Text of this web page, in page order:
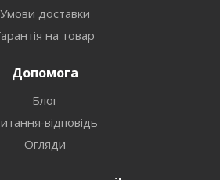
Умови доставки
на товар
Допомога
Блог
відповідь
Огляди